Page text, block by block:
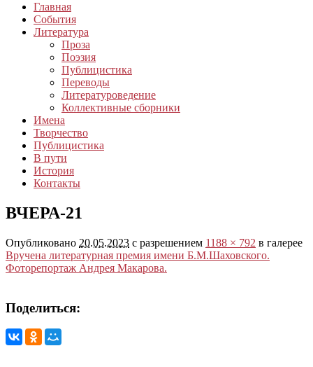
Главная
События
Литература
Проза
Поэзия
Публицистика
Переводы
Литературоведение
Коллективные сборники
Имена
Творчество
Публицистика
В пути
История
Контакты
ВЧЕРА-21
Опубликовано 20.05.2023 с разрешением 1188 × 792 в галерее
Вручена литературная премия имени Б.М.Шаховского.
Фоторепортаж Андрея Макарова.
Поделиться: